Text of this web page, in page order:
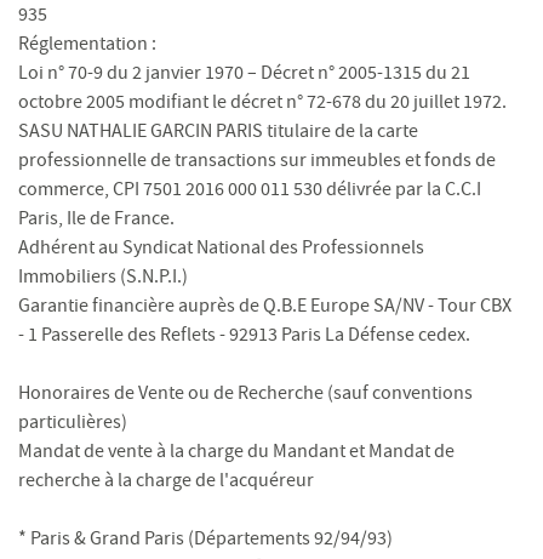
935
Réglementation :
Loi n° 70-9 du 2 janvier 1970 – Décret n° 2005-1315 du 21
octobre 2005 modifiant le décret n° 72-678 du 20 juillet 1972.
SASU NATHALIE GARCIN PARIS titulaire de la carte
professionnelle de transactions sur immeubles et fonds de
commerce, CPI 7501 2016 000 011 530 délivrée par la C.C.I
Paris, Ile de France.
Adhérent au Syndicat National des Professionnels
Immobiliers (S.N.P.I.)
Garantie financière auprès de Q.B.E Europe SA/NV - Tour CBX
- 1 Passerelle des Reflets - 92913 Paris La Défense cedex.
Honoraires de Vente ou de Recherche (sauf conventions
particulières)
Mandat de vente à la charge du Mandant et Mandat de
recherche à la charge de l'acquéreur
* Paris & Grand Paris (Départements 92/94/93)